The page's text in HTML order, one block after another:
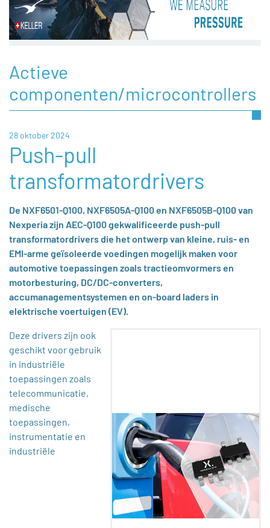
Actieve
componenten/microcontrollers
28 oktober 2024
Push-pull
transformatordrivers
De NXF6501-Q100, NXF6505A-Q100 en NXF6505B-Q100 van
Nexperia zijn AEC-Q100 gekwalificeerde push-pull
transformatordrivers die het ontwerp van kleine, ruis- en
EMI-arme geïsoleerde voedingen mogelijk maken voor
automotive toepassingen zoals tractieomvormers en
motorbesturing, DC/DC-converters,
accumanagementsystemen en on-board laders in
elektrische voertuigen (EV).
Deze drivers zijn ook
geschikt voor gebruik
in industriële
toepassingen zoals
telecommunicatie,
medische
toepassingen,
instrumentatie en
industriële